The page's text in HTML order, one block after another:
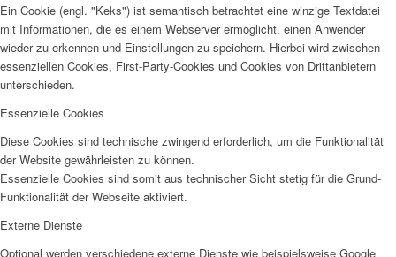
Ein Cookie (engl. "Keks") ist semantisch betrachtet eine winzige Textdatei
mit Informationen, die es einem Webserver ermöglicht, einen Anwender
wieder zu erkennen und Einstellungen zu speichern. Hierbei wird zwischen
essenziellen Cookies, First-Party-Cookies und Cookies von Drittanbietern
unterschieden.
Essenzielle Cookies
Diese Cookies sind technische zwingend erforderlich, um die Funktionalität
der Website gewährleisten zu können.
Essenzielle Cookies sind somit aus technischer Sicht stetig für die Grund-
Funktionalität der Webseite aktiviert.
Externe Dienste
Optional werden verschiedene externe Dienste wie beispielsweise Google